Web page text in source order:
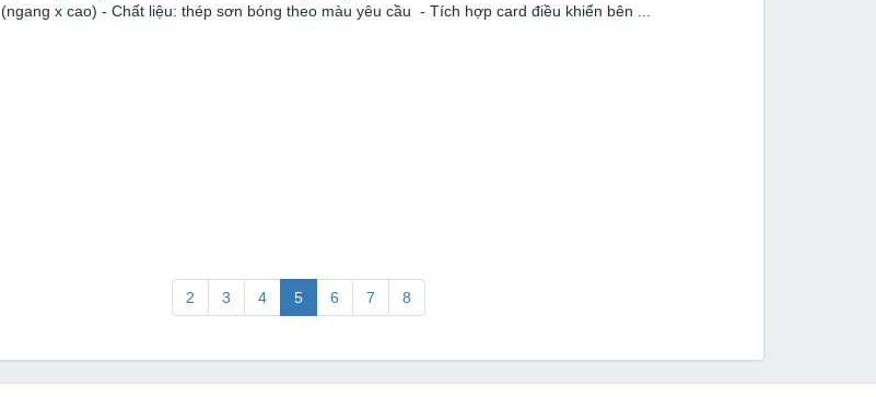
(ngang x cao) - Chất liệu: thép sơn bóng theo màu yêu cầu - Tích hợp card điều khiển bên ...
2 3 4 5(current)
6 7 8